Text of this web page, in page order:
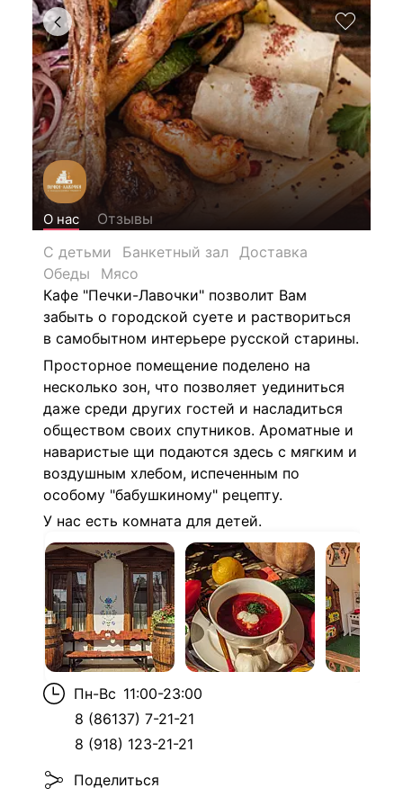
О нас
Отзывы
С детьми
Банкетный зал
Доставка
Обеды
Мясо
Кафе "Печки-Лавочки" позволит Вам
забыть о городской суете и раствориться
в самобытном интерьере русской старины.
Просторное помещение поделено на
несколько зон, что позволяет уединиться
даже среди других гостей и насладиться
обществом своих спутников. Ароматные и
наваристые щи подаются здесь с мягким и
воздушным хлебом, испеченным по
особому "бабушкиному" рецепту.
У нас есть комната для детей.
Пн-Вс 11:00-23:00
8 (86137) 7-21-21
8 (918) 123-21-21
Поделиться